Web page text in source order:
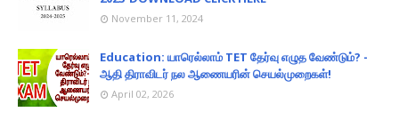
November 11, 2024
Education: யாரெல்லாம் TET தேர்வு எழுத வேண்டும்? -
ஆதி திராவிடர் நல ஆணையரின் செயல்முறைகள்!
April 02, 2026